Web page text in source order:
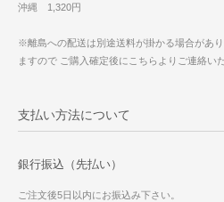
沖縄 1,320円
※離島への配送は別途送料が掛かる場合があ
ますので ご購入確定後にこちらよりご連絡い
支払い方法について
銀行振込（先払い）
ご注文後5日以内にお振込み下さい。